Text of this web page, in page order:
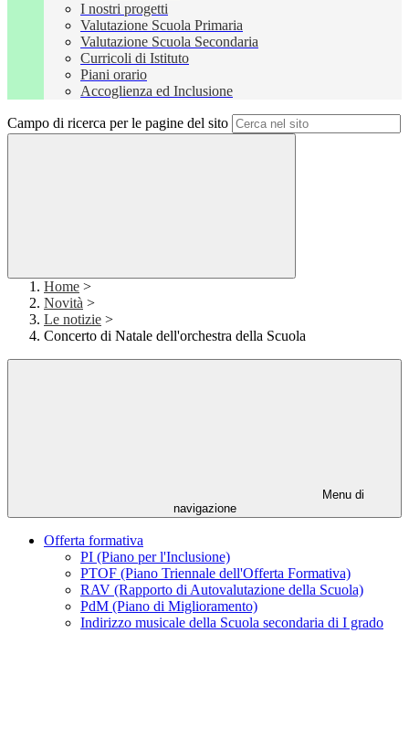
I nostri progetti
Valutazione Scuola Primaria
Valutazione Scuola Secondaria
Curricoli di Istituto
Piani orario
Accoglienza ed Inclusione
Campo di ricerca per le pagine del sito
Home >
Novità >
Le notizie >
Concerto di Natale dell'orchestra della Scuola
Menu di
navigazione
Offerta formativa
PI (Piano per l'Inclusione)
PTOF (Piano Triennale dell'Offerta Formativa)
RAV (Rapporto di Autovalutazione della Scuola)
PdM (Piano di Miglioramento)
Indirizzo musicale della Scuola secondaria di I grado